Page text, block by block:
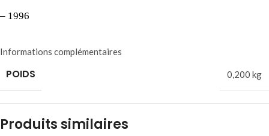
– 1996
Informations complémentaires
POIDS 0,200 kg
Produits similaires